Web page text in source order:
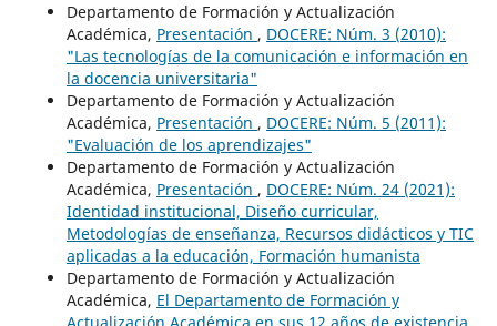
Departamento de Formación y Actualización
Académica, Presentación , DOCERE: Núm. 3 (2010):
"Las tecnologías de la comunicación e información en
la docencia universitaria"
Departamento de Formación y Actualización
Académica, Presentación , DOCERE: Núm. 5 (2011):
"Evaluación de los aprendizajes"
Departamento de Formación y Actualización
Académica, Presentación , DOCERE: Núm. 24 (2021):
Identidad institucional, Diseño curricular,
Metodologías de enseñanza, Recursos didácticos y TIC
aplicadas a la educación, Formación humanista
Departamento de Formación y Actualización
Académica, El Departamento de Formación y